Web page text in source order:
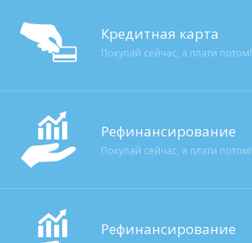
Кредитная карта
Покупай сейчас, а плати потом!
Рефинансирование
Покупай сейчас, а плати потом!
Рефинансирование